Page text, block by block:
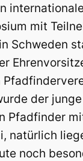
mit
Schweden
der junge
Pfadfinder
natürlich
noch